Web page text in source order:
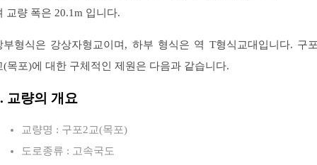
교량 폭은 20.1m 입니다.
부형식은 강상자형교이며, 하부 형식은 역 T형식교대입니다. 구
(목포)에 대한 구체적인 제원은 다음과 같습니다.
교량의 개요
교량명 : 구포2교(목포)
도로종류 : 고속국도